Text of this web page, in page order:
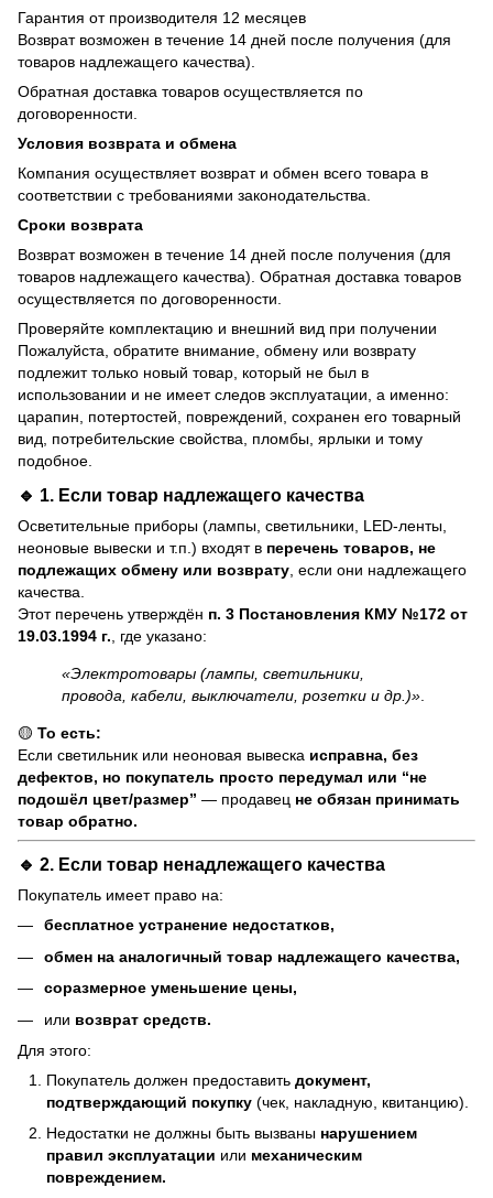
Гарантия от производителя 12 месяцев
Возврат возможен в течение 14 дней после получения (для
товаров надлежащего качества).
Обратная доставка товаров осуществляется по
договоренности.
Условия возврата и обмена
Компания осуществляет возврат и обмен всего товара в
соответствии с требованиями законодательства.
Сроки возврата
Возврат возможен в течение 14 дней после получения (для
товаров надлежащего качества). Обратная доставка товаров
осуществляется по договоренности.
Проверяйте комплектацию и внешний вид при получении
Пожалуйста, обратите внимание, обмену или возврату
подлежит только новый товар, который не был в
использовании и не имеет следов эксплуатации, а именно:
царапин, потертостей, повреждений, сохранен его товарный
вид, потребительские свойства, пломбы, ярлыки и тому
подобное.
🔹 1. Если товар надлежащего качества
Осветительные приборы (лампы, светильники, LED-ленты,
неоновые вывески и т.п.) входят в перечень товаров, не
подлежащих обмену или возврату , если они надлежащего
качества.
Этот перечень утверждён п. 3 Постановления КМУ №172 от
19.03.1994 г. , где указано:
«Электротовары (лампы, светильники,
провода, кабели, выключатели, розетки и др.)»
🟡 То есть:
Если светильник или неоновая вывеска исправна, без
дефектов, но покупатель просто передумал или “не
подошёл цвет/размер” — продавец не обязан принимать
товар обратно.
🔹 2. Если товар ненадлежащего качества
Покупатель имеет право на:
бесплатное устранение недостатков,
обмен на аналогичный товар надлежащего качества,
соразмерное уменьшение цены,
или возврат средств.
Для этого:
Покупатель должен предоставить документ,
подтверждающий покупку (чек, накладную, квитанцию).
Недостатки не должны быть вызваны нарушением
правил эксплуатации или механическим
повреждением.